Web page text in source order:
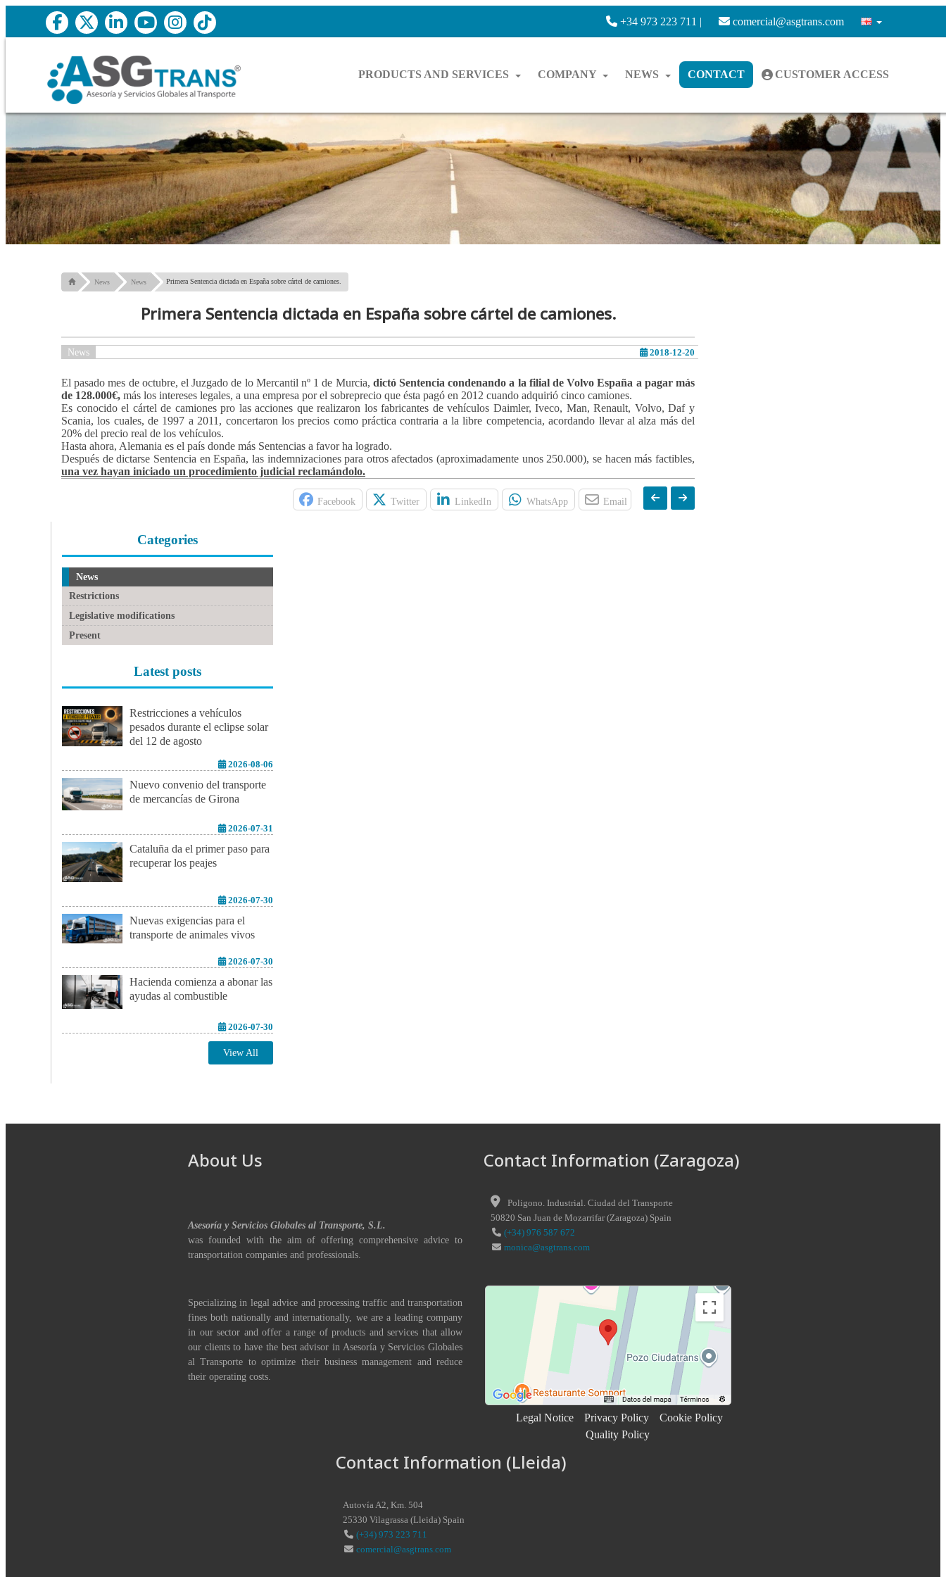
+34 973 223 711 | comercial@asgtrans.com
PRODUCTS AND SERVICES COMPANY NEWS CONTACT CUSTOMER ACCESS
News News Primera Sentencia dictada en España sobre cártel de camiones.
Primera Sentencia dictada en España sobre cártel de camiones.
News 2018-12-20
El pasado mes de octubre, el Juzgado de lo Mercantil nº 1 de Murcia, dictó Sentencia condenando a la filial de Volvo España a pagar más
de 128.000€, más los intereses legales, a una empresa por el sobreprecio que ésta pagó en 2012 cuando adquirió cinco camiones.
Es conocido el cártel de camiones pro las acciones que realizaron los fabricantes de vehículos Daimler, Iveco, Man, Renault, Volvo, Daf y
Scania, los cuales, de 1997 a 2011, concertaron los precios como práctica contraria a la libre competencia, acordando llevar al alza más del
20% del precio real de los vehículos.
Hasta ahora, Alemania es el país donde más Sentencias a favor ha logrado.
Después de dictarse Sentencia en España, las indemnizaciones para otros afectados (aproximadamente unos 250.000), se hacen más factibles,
una vez hayan iniciado un procedimiento judicial reclamándolo.
Facebook Twitter LinkedIn WhatsApp Email
Categories
News
Restrictions
Legislative modifications
Present
Latest posts
Restricciones a vehículos
pesados durante el eclipse solar
del 12 de agosto
2026-08-06
Nuevo convenio del transporte
de mercancías de Girona
2026-07-31
Cataluña da el primer paso para
recuperar los peajes
2026-07-30
Nuevas exigencias para el
transporte de animales vivos
2026-07-30
Hacienda comienza a abonar las
ayudas al combustible
2026-07-30
View All
About Us
Asesoría y Servicios Globales al Transporte, S.L.
was founded with the aim of offering comprehensive advice to
transportation companies and professionals.
Specializing in legal advice and processing traffic and transportation
fines both nationally and internationally, we are a leading company
in our sector and offer a range of products and services that allow
our clients to have the best advisor in Asesoría y Servicios Globales
al Transporte to optimize their business management and reduce
their operating costs.
Contact Information (Zaragoza)
Poligono. Industrial. Ciudad del Transporte
50820 San Juan de Mozarrifar(Zaragoza) Spain
(+34) 976 587 672
monica@asgtrans.com
Legal Notice Privacy Policy
Cookie Policy
Quality Policy
Contact Information (Lleida)
Autovía A2, Km. 504
25330 Vilagrassa (Lleida) Spain
(+34) 973 223 711
comercial@asgtrans.com